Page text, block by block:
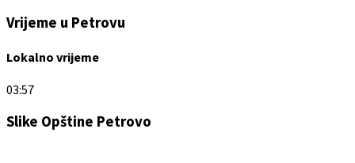
Vrijeme u Petrovu
Lokalno vrijeme
03:57
Slike Opštine Petrovo